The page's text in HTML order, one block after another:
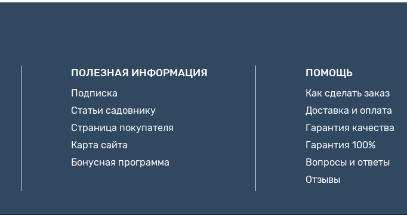
ПОЛЕЗНАЯ ИНФОРМАЦИЯ
Подписка
Статьи садовнику
Страница покупателя
Карта сайта
Бонусная программа
ПОМОЩЬ
Как сделать заказ
Доставка и оплата
Гарантия качества
Гарантия 100%
Вопросы и ответы
Отзывы